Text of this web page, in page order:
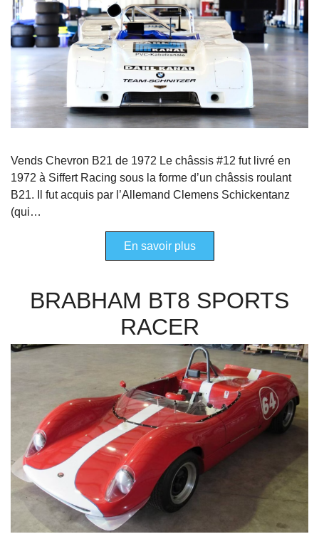
Vends Chevron B21 de 1972 Le châssis #12 fut livré en
1972 à Siffert Racing sous la forme d’un châssis roulant
B21. Il fut acquis par l’Allemand Clemens Schickentanz
(qui…
En savoir plus
BRABHAM BT8 SPORTS
RACER